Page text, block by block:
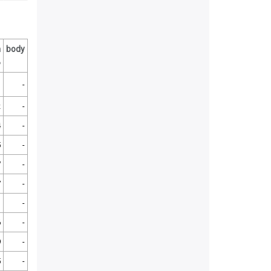
body
-
-
-
-
-
-
-
-
-
-